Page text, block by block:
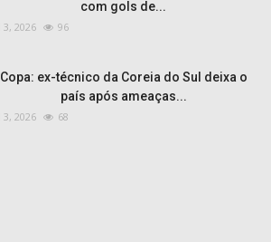
com gols de...
3, 2026 96
Copa: ex-técnico da Coreia do Sul deixa o
país após ameaças...
3, 2026 68